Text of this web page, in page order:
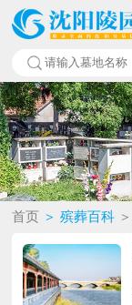
首页 ＞ 殡葬百科